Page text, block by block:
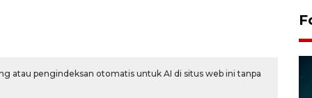
atau pengindeksan otomatis untuk AI di situs web ini tanpa
7 Agustus 2026 05:52